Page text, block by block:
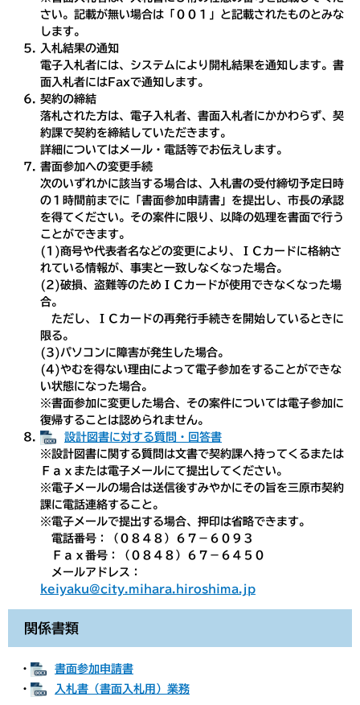
さい。記載が無い場合は「００１」と記載されたものとみな
します。
入札結果の通知
電子入札者には、システムにより開札結果を通知します。書
面入札者にはFaxで通知します。
契約の締結
落札された方は、電子入札者、書面入札者にかかわらず、契
約課で契約を締結していただきます。
詳細についてはメール・電話等でお伝えします。
書面参加への変更手続
次のいずれかに該当する場合は、入札書の受付締切予定日時
の１時間前までに「書面参加申請書」を提出し、市長の承認
を得てください。その案件に限り、以降の処理を書面で行う
ことができます。
(1)商号や代表者名などの変更により、ＩＣカードに格納さ
れている情報が、事実と一致しなくなった場合。
(2)破損、盗難等のためＩＣカードが使用できなくなった場
合。
ただし、ＩＣカードの再発行手続きを開始しているときに
限る。
(3)パソコンに障害が発生した場合。
(4)やむを得ない理由によって電子参加をすることができな
い状態になった場合。
※書面参加に変更した場合、その案件については電子参加に
復帰することは認められません。
設計図書に対する質問・回答書
※設計図書に関する質問は文書で契約課へ持ってくるまたは
Ｆａｘまたは電子メールにて提出してください。
※電子メールの場合は送信後すみやかにその旨を三原市契約
課に電話連絡すること。
※電子メールで提出する場合、押印は省略できます。
電話番号：（０８４８）６７－６０９３
Ｆａｘ番号：（０８４８）６７－６４５０
メールアドレス：
keiyaku@city.mihara.hiroshima.jp
関係書類
・
書面参加申請書
・
入札書（書面入札用）業務